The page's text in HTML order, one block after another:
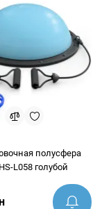
полусфера
L058 голубой